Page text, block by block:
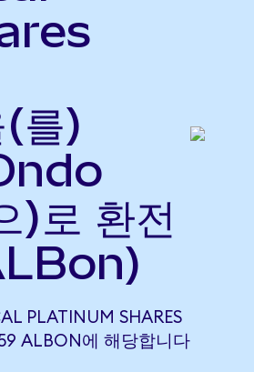
를)
로 환전
PLATINUM SHARES
ALBON에 해당합니다